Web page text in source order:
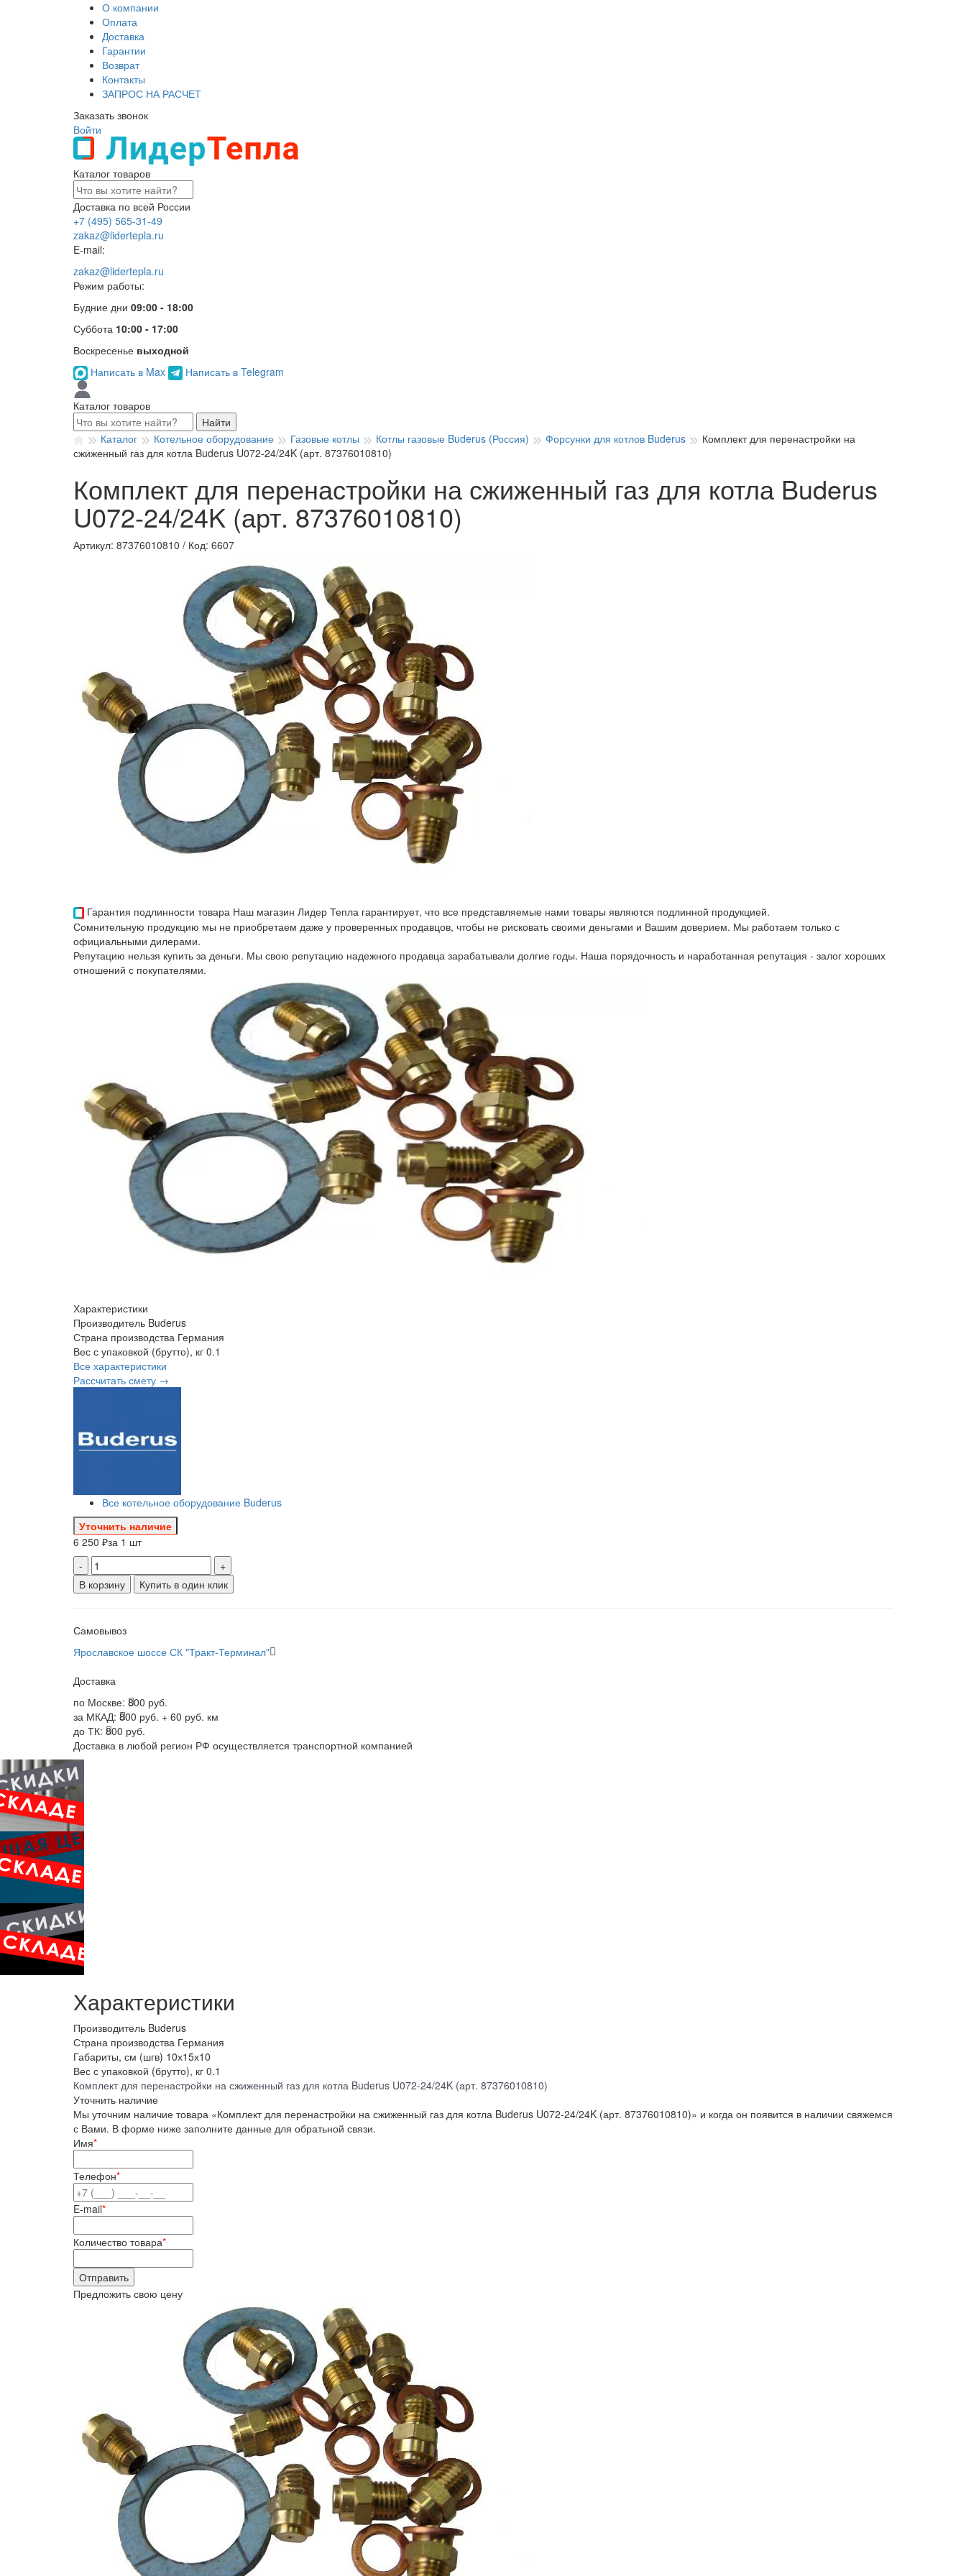
О компании
Оплата
Доставка
Гарантии
Возврат
Контакты
ЗАПРОС НА РАСЧЕТ
Заказать звонок
Войти
Каталог товаров
Доставка по всей России
+7 (495) 565-31-49
zakaz@lidertepla.ru
E-mail:
zakaz@lidertepla.ru
Режим работы:
Будние дни 09:00 - 18:00
Суббота 10:00 - 17:00
Воскресенье выходной
Написать в Max
Написать в Telegram
Каталог товаров
Найти
Каталог
Котельное оборудование Газовые котлы Котлы газовые Buderus (Россия) Форсунки для котлов Buderus
Комплект для перенастройки на
сжиженный газ для котла Buderus U072-24/24K (арт. 87376010810)
Комплект для перенастройки на сжиженный газ для котла Buderus
U072-24/24K (арт. 87376010810)
Артикул: 87376010810 / Код: 6607
Гарантия подлинности товара Наш магазин Лидер Тепла гарантирует, что все представляемые нами товары являются подлинной продукцией.
Сомнительную продукцию мы не приобретаем даже у проверенных продавцов, чтобы не рисковать своими деньгами и Вашим доверием. Мы работаем только с
официальными дилерами.
Репутацию нельзя купить за деньги. Мы свою репутацию надежного продавца зарабатывали долгие годы. Наша порядочность и наработанная репутация - залог хороших
отношений с покупателями.
Характеристики
Производитель Buderus
Страна производства Германия
Вес с упаковкой (брутто), кг 0.1
Все характеристики
Рассчитать смету →
Все котельное оборудование Buderus
Уточнить наличие
6 250 ₽за 1 шт
-
+
В корзину
Купить в один клик
Самовывоз
Ярославское шоссе СК "Тракт-Терминал"
Доставка
по Москве: 800 руб.
за МКАД: 800 руб. + 60 руб. км
до ТК: 800 руб.
Доставка в любой регион РФ осуществляется транспортной компанией
Характеристики
Производитель Buderus
Страна производства Германия
Габариты, см (шгв) 10х15х10
Вес с упаковкой (брутто), кг 0.1
Комплект для перенастройки на сжиженный газ для котла Buderus U072-24/24K (арт. 87376010810)
Уточнить наличие
Мы уточним наличие товара «Комплект для перенастройки на сжиженный газ для котла Buderus U072-24/24K (арт. 87376010810)» и когда он появится в наличии свяжемся
с Вами. В форме ниже заполните данные для обратьной связи.
Имя*
Телефон*
E-mail*
Количество товара*
Предложить свою цену